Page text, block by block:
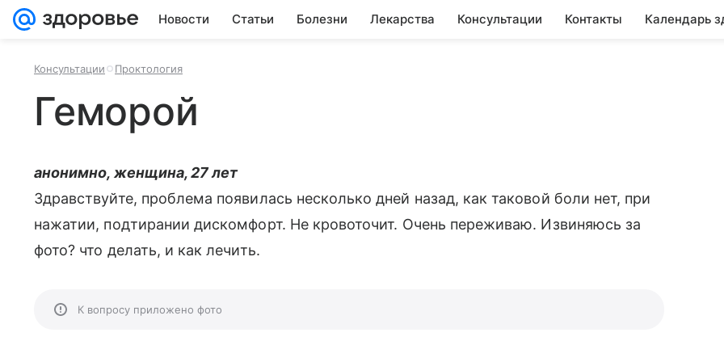
Новости Статьи Болезни Лекарства Консультации Контакты Календарь
Консультации Проктология
Геморой
анонимно, женщина, 27 лет
Здравствуйте, проблема появилась несколько дней назад, как таковой боли нет, при
нажатии, подтирании дискомфорт. Не кровоточит. Очень переживаю. Извиняюсь за
фото? что делать, и как лечить.
К вопросу приложено фото